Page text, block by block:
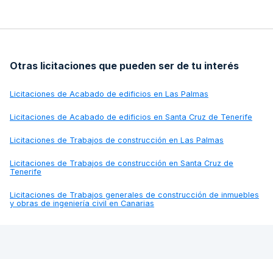
Otras licitaciones que pueden ser de tu interés
Licitaciones de Acabado de edificios en Las Palmas
Licitaciones de Acabado de edificios en Santa Cruz de Tenerife
Licitaciones de Trabajos de construcción en Las Palmas
Licitaciones de Trabajos de construcción en Santa Cruz de
Tenerife
Licitaciones de Trabajos generales de construcción de inmuebles
y obras de ingeniería civil en Canarias